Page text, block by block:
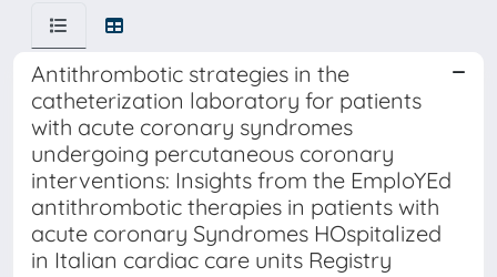
Antithrombotic strategies in the
catheterization laboratory for patients
with acute coronary syndromes
undergoing percutaneous coronary
interventions: Insights from the EmploYEd
antithrombotic therapies in patients with
acute coronary Syndromes HOspitalized
in Italian cardiac care units Registry